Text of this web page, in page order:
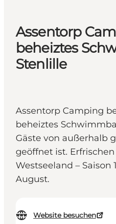
Assentorp
beheiztes
Stenlille
Assentorp Camping
beheiztes
Gäste von außerhalb
geöffnet ist.
Westseeland – Saison
August.
Website besuchen